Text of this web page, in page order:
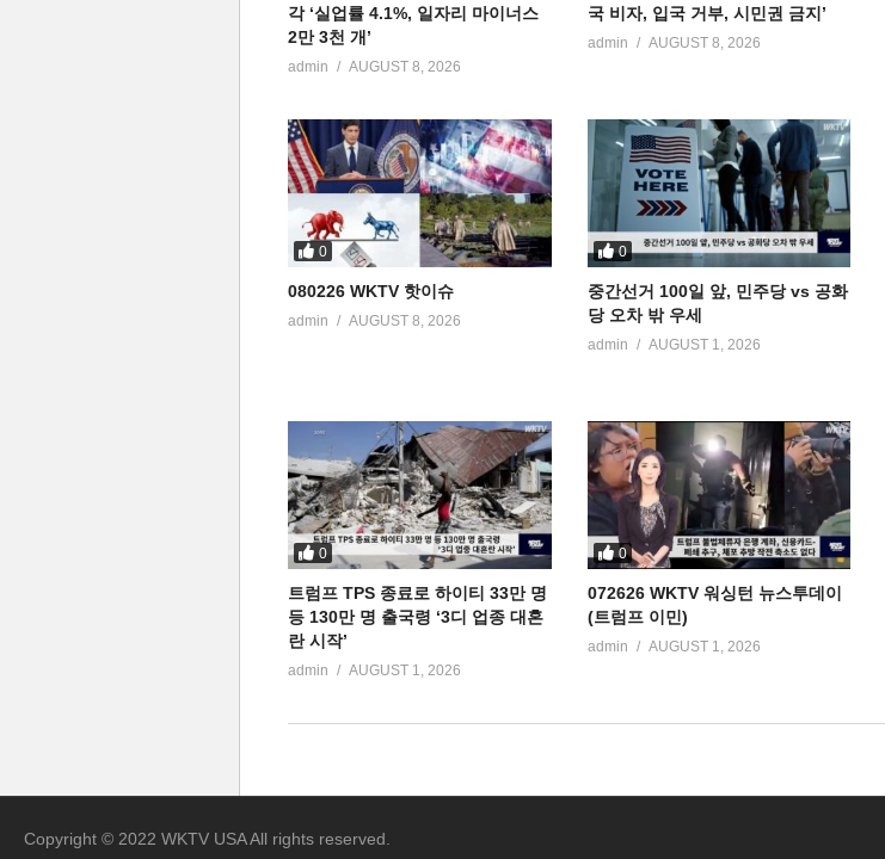
각 ‘실업률 4.1%, 일자리 마이너스
2만 3천 개’
admin AUGUST 8, 2026
국 비자, 입국 거부, 시민권 금지’
admin AUGUST 8, 2026
0
080226 WKTV 핫이슈
admin AUGUST 8, 2026
0
중간선거 100일 앞, 민주당 vs 공화
당 오차 밖 우세
admin AUGUST 1, 2026
0
트럼프 TPS 종료로 하이티 33만 명
등 130만 명 출국령 ‘3디 업종 대혼
란 시작’
admin AUGUST 1, 2026
0
072626 WKTV 워싱턴 뉴스투데이
(트럼프 이민)
admin AUGUST 1, 2026
Copyright © 2022 WKTV USA All rights reserved.